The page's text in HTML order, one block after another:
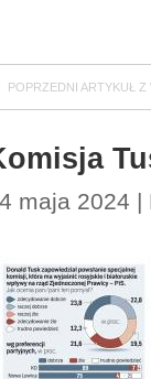
POPRZEDNI ARTYKUŁ Z
maja 2024 |